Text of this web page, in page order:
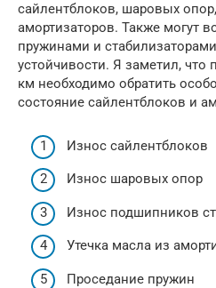
сайлентблоков, шаровых
амортизаторов. Также могут
пружинами и
устойчивости. Я заметил, что
км необходимо обратить
состояние сайлентблоков и
Износ сайлентблоков
Износ шаровых опор
Износ подшипников
Утечка масла из
Проседание пружин